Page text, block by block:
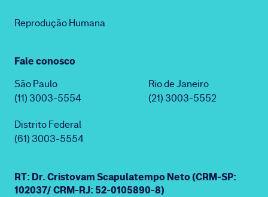
Reprodução Humana
Fale conosco
São Paulo
(11) 3003-5554
Rio de Janeiro
(21) 3003-5552
Distrito Federal
(61) 3003-5554
RT: Dr. Cristovam Scapulatempo Neto (CRM-SP:
102037/ CRM-RJ: 52-0105890-8)